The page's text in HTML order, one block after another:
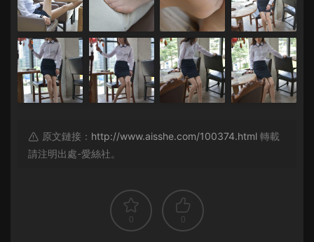
原文鏈接： http://www.aisshe.com/100374.html 轉載
請注明出處-愛絲社。
0 0